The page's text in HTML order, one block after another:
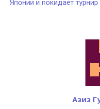
Японии и покидает турнир
Азиз